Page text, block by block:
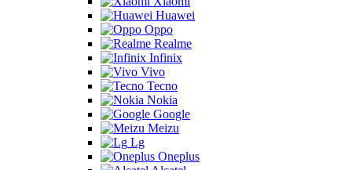
Huawei
Oppo
Realme
Infinix
Vivo
Tecno
Nokia
Google
Meizu
Lg
Oneplus